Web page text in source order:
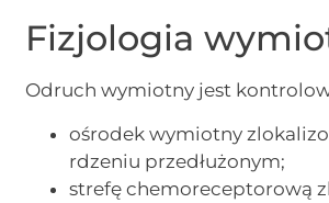
Fizjologia
Odruch wymiotny jest
ośrodek wymiotny
rdzeniu przedłużonym;
strefę chemoreceptorową